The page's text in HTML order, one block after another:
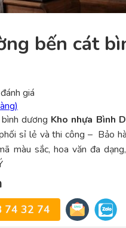
bến cát
đánh giá
dương Kho nhựa Bình
sỉ lẻ và thi công – Bảo
màu sắc, hoa văn đa
74 32 74